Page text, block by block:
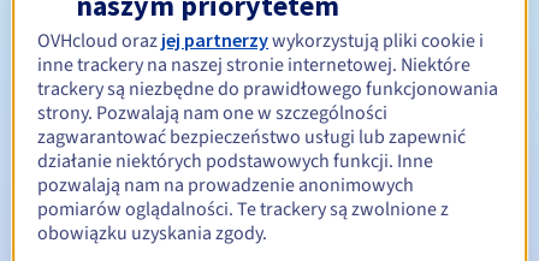
Okres odnowienia Od 1 do 10 lat
Okres wykupu
Automatyczne powiadomienia:
OVHcloud oraz jej partnerzywykorzystują pliki cookie i
inne trackery na naszej stronie internetowej. Niektóre
trackery są niezbędne do prawidłowego funkcjonowania
strony. Pozwalają nam one w szczególności
zagwarantować bezpieczeństwo usługi lub zapewnić
działanie niektórych podstawowych funkcji. Inne
pozwalają nam na prowadzenie anonimowych
pomiarów oglądalności. Te trackery są zwolnione z
obowiązku uzyskania zgody.